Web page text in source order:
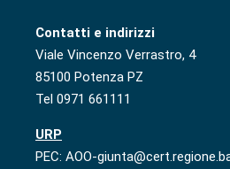
Contatti e indirizzi
Viale Vincenzo Verrastro, 4
85100 Potenza PZ
Tel 0971 661111
URP
PEC: AOO-